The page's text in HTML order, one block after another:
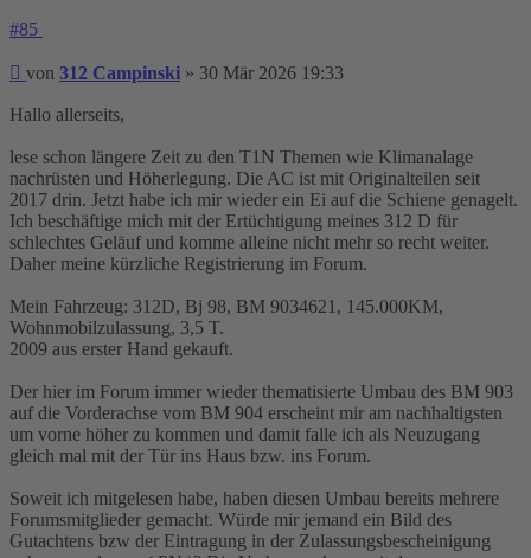
#85
Beitrag
von 312 Campinski » 30 Mär 2026 19:33
Hallo allerseits,
lese schon längere Zeit zu den T1N Themen wie Klimanalage
nachrüsten und Höherlegung. Die AC ist mit Originalteilen seit
2017 drin. Jetzt habe ich mir wieder ein Ei auf die Schiene genagelt.
Ich beschäftige mich mit der Ertüchtigung meines 312 D für
schlechtes Geläuf und komme alleine nicht mehr so recht weiter.
Daher meine kürzliche Registrierung im Forum.
Mein Fahrzeug: 312D, Bj 98, BM 9034621, 145.000KM,
Wohnmobilzulassung, 3,5 T.
2009 aus erster Hand gekauft.
Der hier im Forum immer wieder thematisierte Umbau des BM 903
auf die Vorderachse vom BM 904 erscheint mir am nachhaltigsten
um vorne höher zu kommen und damit falle ich als Neuzugang
gleich mal mit der Tür ins Haus bzw. ins Forum.
Soweit ich mitgelesen habe, haben diesen Umbau bereits mehrere
Forumsmitglieder gemacht. Würde mir jemand ein Bild des
Gutachtens bzw der Eintragung in der Zulassungsbescheinigung